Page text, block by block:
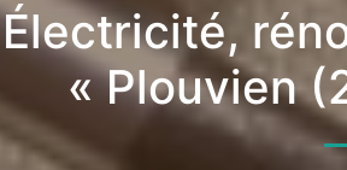
Électricité,
« Plouvien